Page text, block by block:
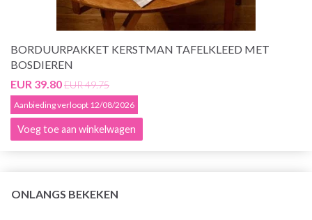
BORDUURPAKKET KERSTMAN TAFELKLEED MET
BOSDIEREN
EUR 39.80EUR 49.75
Aanbieding verloopt 12/08/2026
Voeg toe aan winkelwagen
ONLANGS BEKEKEN